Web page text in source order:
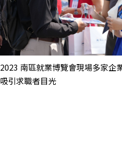
2023 南區就業博覽會現場多家企
吸引求職者目光